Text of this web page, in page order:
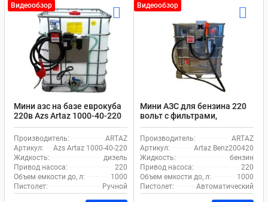
Видеообзор
Мини азс на базе еврокуба
220в Azs Artaz 1000-40-220
Производитель:
ARTAZ
Артикул:
Azs Artaz 1000-40-220
Жидкость:
дизель
Привод насоса:
220
Объем емкости до, л:
1000
Пистолет:
Ручной
Видеообзор
Мини АЗС для бензина 220
вольт с фильтрами,
автоматическим
пистолетом и счетчиком
Artaz Benz200420
Производитель:
ARTAZ
Артикул:
Artaz Benz200420
Жидкость:
бензин
Привод насоса:
220
Объем емкости до, л:
1000
Пистолет:
Автоматический